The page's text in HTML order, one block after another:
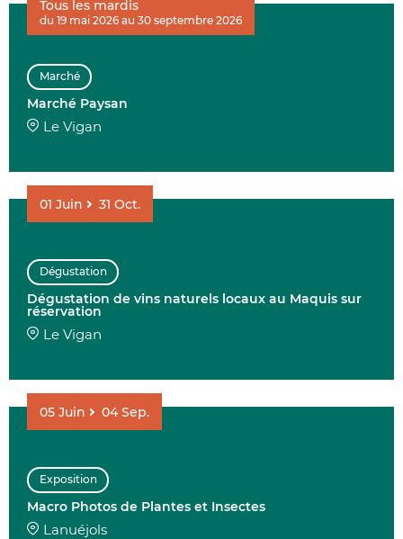
DATE
Marché
Marché Paysan
Le Vigan
Tous les mardis
du 19 mai 2026 au 30 septembre 2026
Dégustation
Dégustation de vins naturels locaux au Maquis sur
réservation
Le Vigan
01 Juin 31 Oct.
Exposition
Macro Photos de Plantes et Insectes
Lanuéjols
05 Juin 04 Sep.